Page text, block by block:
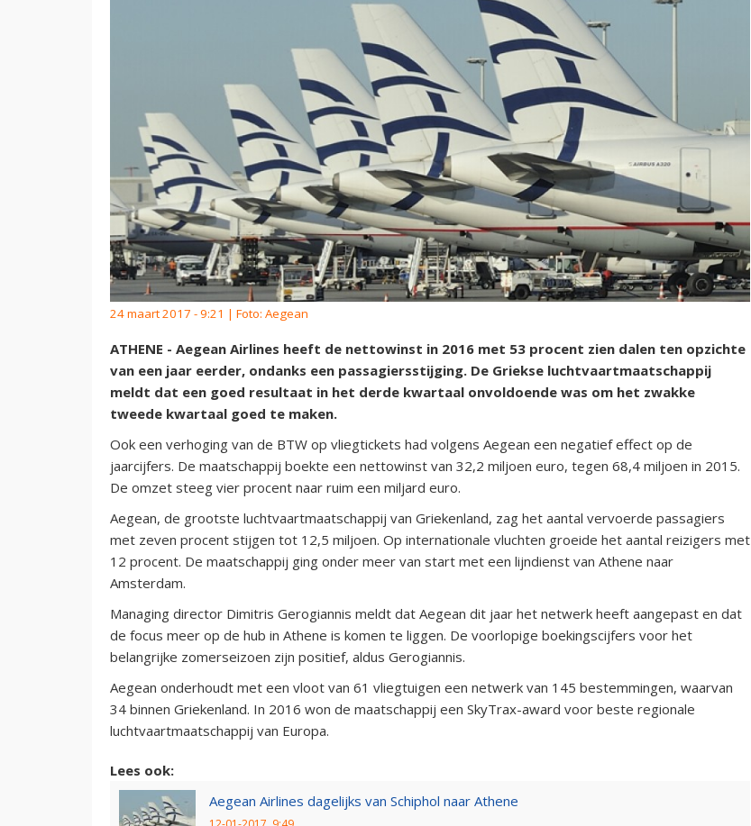
24 maart 2017 - 9:21 | Foto: Aegean
ATHENE - Aegean Airlines heeft de nettowinst in 2016 met 53 procent zien dalen ten opzichte
van een jaar eerder, ondanks een passagiersstijging. De Griekse luchtvaartmaatschappij
meldt dat een goed resultaat in het derde kwartaal onvoldoende was om het zwakke
tweede kwartaal goed te maken.
Ook een verhoging van de BTW op vliegtickets had volgens Aegean een negatief effect op de
jaarcijfers. De maatschappij boekte een nettowinst van 32,2 miljoen euro, tegen 68,4 miljoen in 2015.
De omzet steeg vier procent naar ruim een miljard euro.
Aegean, de grootste luchtvaartmaatschappij van Griekenland, zag het aantal vervoerde passagiers
met zeven procent stijgen tot 12,5 miljoen. Op internationale vluchten groeide het aantal reizigers met
12 procent. De maatschappij ging onder meer van start met een lijndienst van Athene naar
Amsterdam.
Managing director Dimitris Gerogiannis meldt dat Aegean dit jaar het netwerk heeft aangepast en dat
de focus meer op de hub in Athene is komen te liggen. De voorlopige boekingscijfers voor het
belangrijke zomerseizoen zijn positief, aldus Gerogiannis.
Aegean onderhoudt met een vloot van 61 vliegtuigen een netwerk van 145 bestemmingen, waarvan
34 binnen Griekenland. In 2016 won de maatschappij een SkyTrax-award voor beste regionale
luchtvaartmaatschappij van Europa.
Lees ook:
Aegean Airlines dagelijks van Schiphol naar Athene